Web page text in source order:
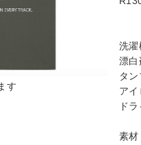
洗
漂白
タ
ア
ド
素材